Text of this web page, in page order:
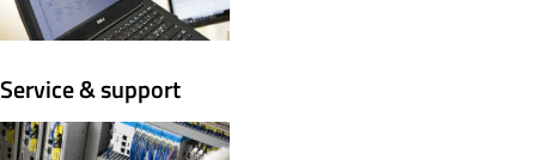
Service & support